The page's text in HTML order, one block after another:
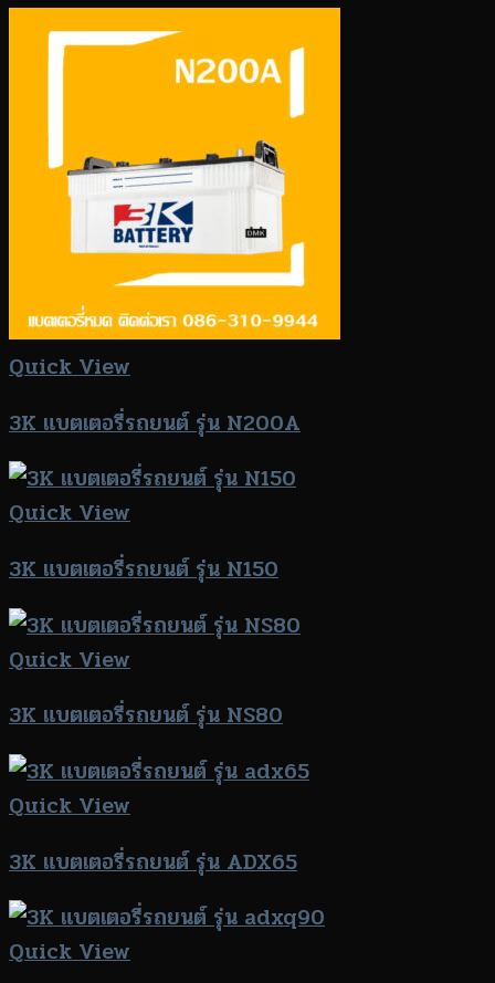
Quick View
3K แบตเตอรี่รถยนต์ รุ่น N200A
Quick View
3K แบตเตอรี่รถยนต์ รุ่น N150
Quick View
3K แบตเตอรี่รถยนต์ รุ่น NS80
Quick View
3K แบตเตอรี่รถยนต์ รุ่น ADX65
Quick View